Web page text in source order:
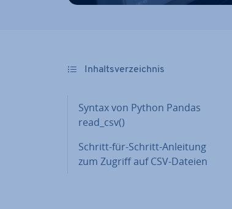
In­halts­ver­zeich­nis
Syntax von Python Pandas
read_csv()
Schritt-für-Schritt-Anleitung
zum Zugriff auf CSV-Dateien